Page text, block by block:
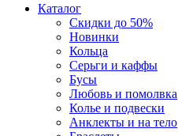
Каталог
Скидки до 50%
Новинки
Кольца
Серьги и каффы
Бусы
Любовь и помолвка
Колье и подвески
Анклекты и на тело